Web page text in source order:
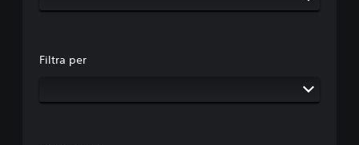
Filtra per